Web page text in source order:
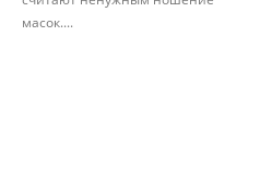
масок....